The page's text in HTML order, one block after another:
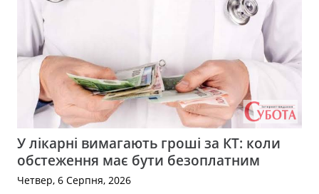
У лікарні вимагають гроші за КТ: коли
обстеження має бути безоплатним
Четвер, 6 Серпня, 2026